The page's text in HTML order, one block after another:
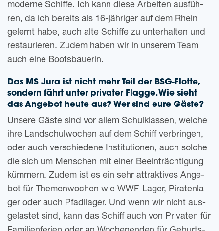
moder­ne Schif­fe. Ich kann diese Arbei­ten aus­füh­
ren, da ich bereits als 16-jäh­ri­ger auf dem Rhein
gelernt habe, auch alte Schif­fe zu unter­hal­ten und
restau­rie­ren. Zudem haben wir in unse­rem Team
auch eine Bootsbauerin.
Das MS Jura ist nicht mehr Teil der BSG-Flot­te,
son­dern fährt unter pri­va­ter Flag­ge. Wie sieht
das Ange­bot heute aus? Wer sind eure Gäste?
Unse­re Gäste sind vor allem Schul­klas­sen, wel­che
ihre Land­schul­wo­chen auf dem Schiff ver­brin­gen,
oder auch ver­schie­de­ne Insti­tu­tio­nen, auch sol­che
die sich um Men­schen mit einer Beein­träch­ti­gung
küm­mern. Zudem ist es ein sehr attrak­ti­ves Ange­
bot für The­men­wo­chen wie WWF-Lager, Pira­ten­la­
ger oder auch Pfadi­la­ger. Und wenn wir nicht aus­
ge­las­tet sind, kann das Schiff auch von Pri­va­ten für